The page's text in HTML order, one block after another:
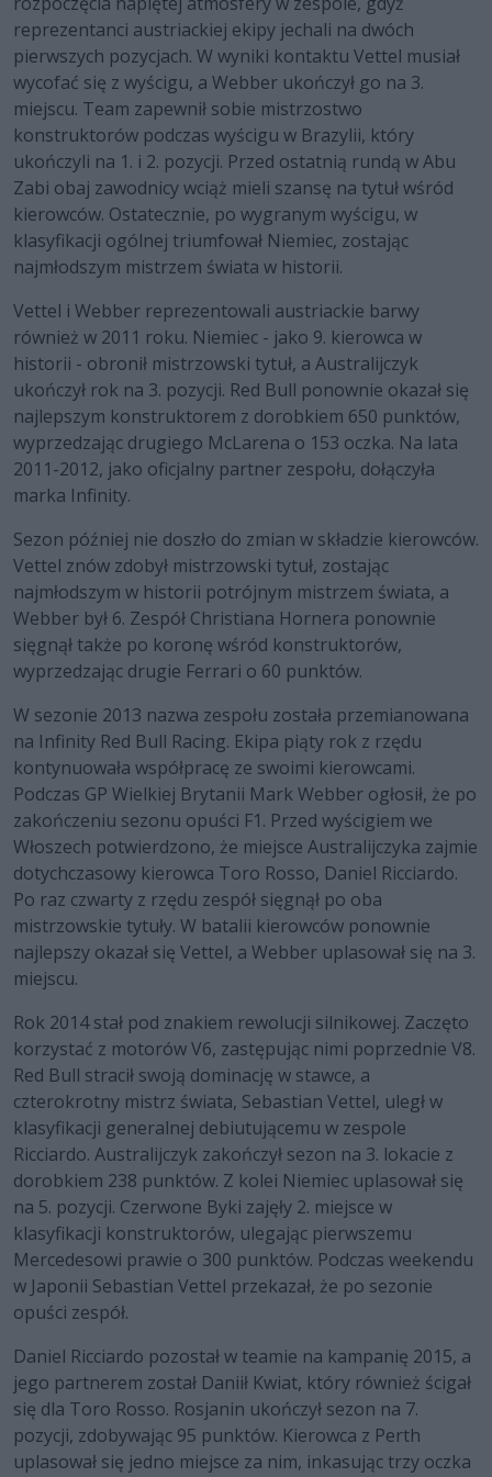
reprezentanci austriackiej ekipy jechali na dwóch
pierwszych pozycjach. W wyniki kontaktu Vettel musiał
wycofać się z wyścigu, a Webber ukończył go na 3.
miejscu. Team zapewnił sobie mistrzostwo
konstruktorów podczas wyścigu w Brazylii, który
ukończyli na 1. i 2. pozycji. Przed ostatnią rundą w Abu
Zabi obaj zawodnicy wciąż mieli szansę na tytuł wśród
kierowców. Ostatecznie, po wygranym wyścigu, w
klasyfikacji ogólnej triumfował Niemiec, zostając
najmłodszym mistrzem świata w historii.
Vettel i Webber reprezentowali austriackie barwy
również w 2011 roku. Niemiec - jako 9. kierowca w
historii - obronił mistrzowski tytuł, a Australijczyk
ukończył rok na 3. pozycji. Red Bull ponownie okazał się
najlepszym konstruktorem z dorobkiem 650 punktów,
wyprzedzając drugiego McLarena o 153 oczka. Na lata
2011-2012, jako oficjalny partner zespołu, dołączyła
marka Infinity.
Sezon później nie doszło do zmian w składzie kierowców.
Vettel znów zdobył mistrzowski tytuł, zostając
najmłodszym w historii potrójnym mistrzem świata, a
Webber był 6. Zespół Christiana Hornera ponownie
sięgnął także po koronę wśród konstruktorów,
wyprzedzając drugie Ferrari o 60 punktów.
W sezonie 2013 nazwa zespołu została przemianowana
na Infinity Red Bull Racing. Ekipa piąty rok z rzędu
kontynuowała współpracę ze swoimi kierowcami.
Podczas GP Wielkiej Brytanii Mark Webber ogłosił, że po
zakończeniu sezonu opuści F1. Przed wyścigiem we
Włoszech potwierdzono, że miejsce Australijczyka zajmie
dotychczasowy kierowca Toro Rosso, Daniel Ricciardo.
Po raz czwarty z rzędu zespół sięgnął po oba
mistrzowskie tytuły. W batalii kierowców ponownie
najlepszy okazał się Vettel, a Webber uplasował się na 3.
miejscu.
Rok 2014 stał pod znakiem rewolucji silnikowej. Zaczęto
korzystać z motorów V6, zastępując nimi poprzednie V8.
Red Bull stracił swoją dominację w stawce, a
czterokrotny mistrz świata, Sebastian Vettel, uległ w
klasyfikacji generalnej debiutującemu w zespole
Ricciardo. Australijczyk zakończył sezon na 3. lokacie z
dorobkiem 238 punktów. Z kolei Niemiec uplasował się
na 5. pozycji. Czerwone Byki zajęły 2. miejsce w
klasyfikacji konstruktorów, ulegając pierwszemu
Mercedesowi prawie o 300 punktów. Podczas weekendu
w Japonii Sebastian Vettel przekazał, że po sezonie
opuści zespół.
Daniel Ricciardo pozostał w teamie na kampanię 2015, a
jego partnerem został Daniił Kwiat, który również ścigał
się dla Toro Rosso. Rosjanin ukończył sezon na 7.
pozycji, zdobywając 95 punktów. Kierowca z Perth
uplasował się jedno miejsce za nim, inkasując trzy oczka